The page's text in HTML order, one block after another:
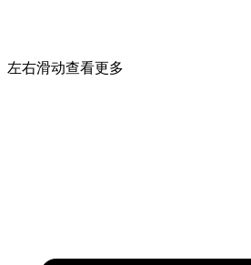
左右滑动查看更多